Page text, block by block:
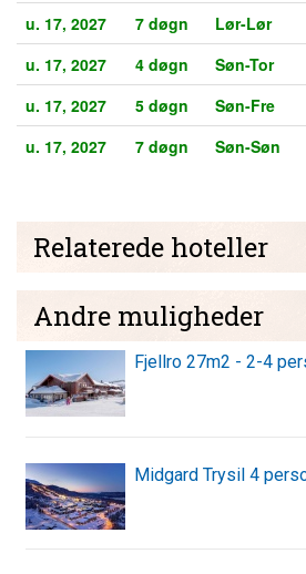
u. 17, 2027 7 døgn Lør-Lør
u. 17, 2027
4 døgn Søn-Tor
u. 17, 2027
5 døgn Søn-Fre
u. 17, 2027
7 døgn Søn-Søn
Relaterede hoteller
Andre muligheder
Fjellro 27m2 - 2-4
Midgard Trysil 4